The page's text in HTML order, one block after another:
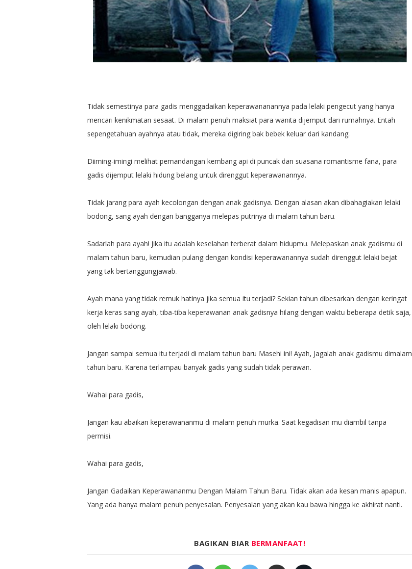
Tidak semestinya para gadis menggadaikan keperawananannya pada lelaki pengecut yang hanya
mencari kenikmatan sesaat. Di malam penuh maksiat para wanita dijemput dari rumahnya. Entah
sepengetahuan ayahnya atau tidak, mereka digiring bak bebek keluar dari kandang.
Diiming-imingi melihat pemandangan kembang api di puncak dan suasana romantisme fana, para
gadis dijemput lelaki hidung belang untuk direnggut keperawanannya.
Tidak jarang para ayah kecolongan dengan anak gadisnya. Dengan alasan akan dibahagiakan lelaki
bodong, sang ayah dengan bangganya melepas putrinya di malam tahun baru.
Sadarlah para ayah! Jika itu adalah keselahan terberat dalam hidupmu. Melepaskan anak gadismu di
malam tahun baru, kemudian pulang dengan kondisi keperawanannya sudah direnggut lelaki bejat
yang tak bertanggungjawab.
Ayah mana yang tidak remuk hatinya jika semua itu terjadi? Sekian tahun dibesarkan dengan keringat
kerja keras sang ayah, tiba-tiba keperawanan anak gadisnya hilang dengan waktu beberapa detik saja,
oleh lelaki bodong.
Jangan sampai semua itu terjadi di malam tahun baru Masehi ini! Ayah, Jagalah anak gadismu dimalam
tahun baru. Karena terlampau banyak gadis yang sudah tidak perawan.
Wahai para gadis,
Jangan kau abaikan keperawananmu di malam penuh murka. Saat kegadisan mu diambil tanpa
permisi.
Wahai para gadis,
Jangan Gadaikan Keperawananmu Dengan Malam Tahun Baru. Tidak akan ada kesan manis apapun.
Yang ada hanya malam penuh penyesalan. Penyesalan yang akan kau bawa hingga ke akhirat nanti.
BAGIKAN BIAR BERMANFAAT!